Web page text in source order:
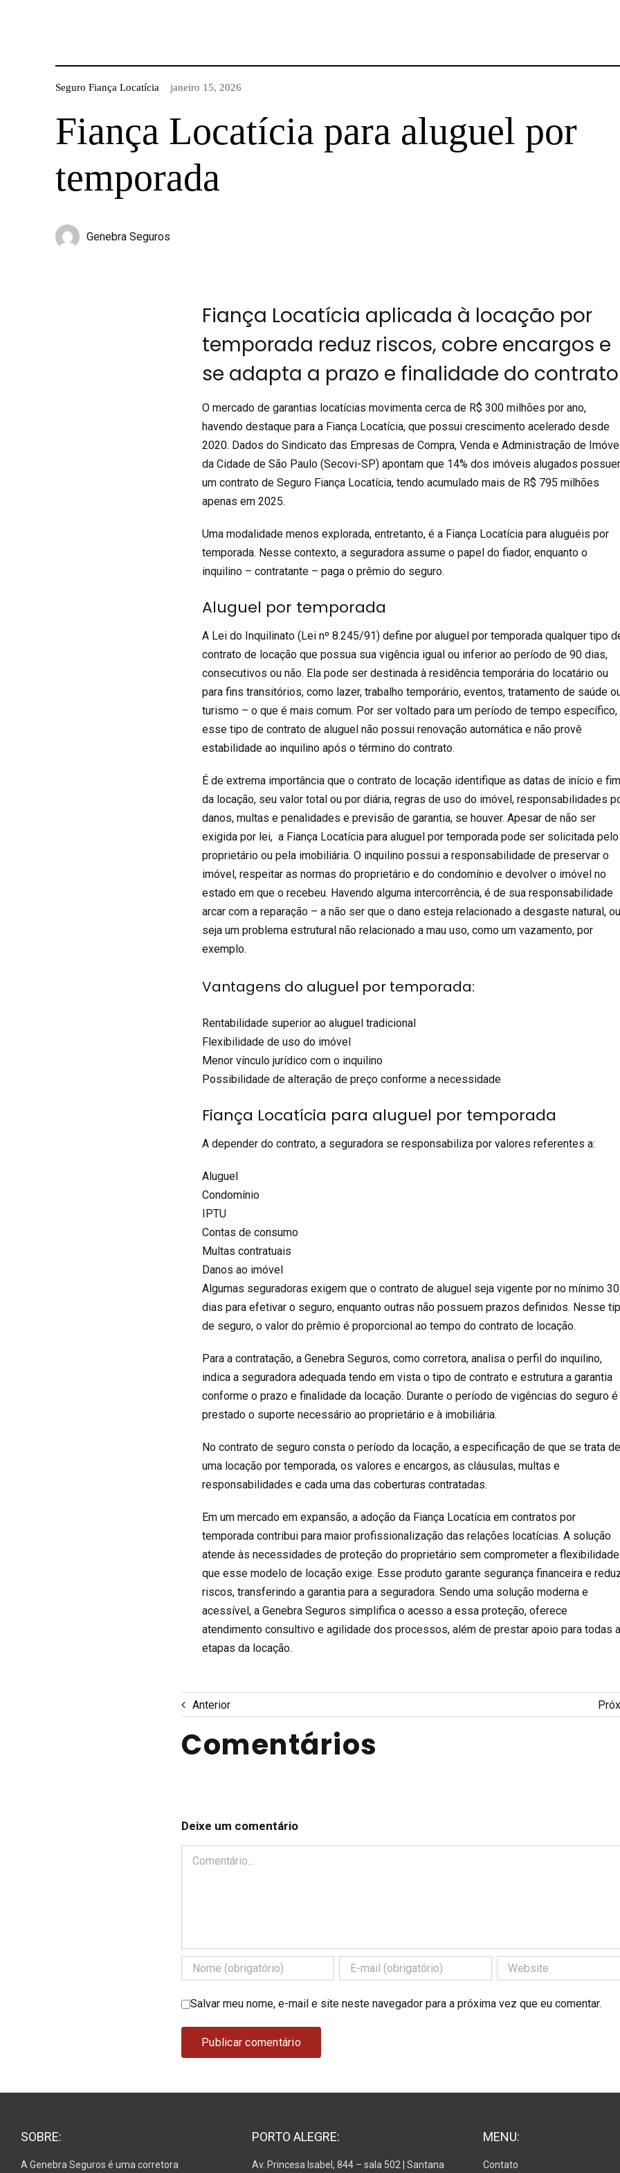
Seguro Fiança Locatícia janeiro 15, 2026
Fiança Locatícia para aluguel por
temporada
Genebra Seguros
Fiança Locatícia aplicada à locação por
temporada reduz riscos, cobre encargos e
se adapta a prazo e finalidade do contrato
O mercado de garantias locatícias movimenta cerca de R$ 300 milhões por ano,
havendo destaque para a Fiança Locatícia, que possui crescimento acelerado desde
2020. Dados do Sindicato das Empresas de Compra, Venda e Administração de
da Cidade de São Paulo (Secovi-SP) apontam que 14% dos imóveis alugados
um contrato deSeguro Fiança Locatícia, tendo acumulado mais de R$ 795 milhões
apenas em 2025.
Uma modalidade menos explorada, entretanto, é a Fiança Locatícia para aluguéis por
temporada. Nesse contexto, a seguradora assume o papel do fiador, enquanto o
inquilino – contratante – paga o prêmio do seguro.
Aluguel por temporada
A Lei do Inquilinato (Lei nº 8.245/91) define por aluguel por temporada qualquer tipo
contrato de locação que possua sua vigência igual ou inferior ao período de 90 dias,
consecutivos ou não. Ela pode ser destinada à residência temporária do locatário ou
para fins transitórios, como lazer, trabalho temporário, eventos, tratamento de saúde
turismo – o que é mais comum. Por ser voltado para um período de tempo específico,
esse tipo de contrato de aluguel não possui renovação automática e não provê
estabilidade ao inquilino após o término do contrato.
É de extrema importância que o contrato de locação identifique as datas de início e
da locação, seu valor total ou por diária, regras de uso do imóvel, responsabilidades
danos, multas e penalidades e previsão de garantia, se houver. Apesar de não ser
exigida por lei, a Fiança Locatícia para aluguel por temporada pode ser solicitada pelo
proprietário ou pela imobiliária. O inquilino possui a responsabilidade de preservar o
imóvel, respeitar as normas do proprietário e do condomínio e devolver o imóvel no
estado em que o recebeu. Havendo alguma intercorrência, é de sua responsabilidade
arcar com a reparação – a não ser que o dano esteja relacionado a desgaste natural,
seja um problema estrutural não relacionado a mau uso, como um vazamento, por
exemplo.
Vantagens do aluguel por temporada:
Rentabilidade superior ao aluguel tradicional
Flexibilidade de uso do imóvel
Menor vínculo jurídico com o inquilino
Possibilidade de alteração de preço conforme a necessidade
Fiança Locatícia para aluguel por temporada
A depender do contrato, a seguradora se responsabiliza por valores referentes a:
Aluguel
Condomínio
IPTU
Contas de consumo
Multas contratuais
Danos ao imóvel
Algumas seguradoras exigem que o contrato de aluguel seja vigente por no mínimo 30
dias para efetivar o seguro, enquanto outras não possuem prazos definidos. Nesse
de seguro, o valor do prêmio é proporcional ao tempo do contrato de locação.
Para acontratação, aGenebra Seguros, como corretora, analisa o perfil do inquilino,
indica a seguradora adequada tendo em vista o tipo de contrato e estrutura a garantia
conforme o prazo e finalidade da locação. Durante o período de vigências do seguro é
prestado o suporte necessário ao proprietário e à imobiliária.
No contrato de seguro consta o período da locação, a especificação de que se trata
uma locação por temporada, os valores e encargos, as cláusulas, multas e
responsabilidades e cada uma das coberturas contratadas.
Em um mercado em expansão, a adoção da Fiança Locatícia em contratos por
temporada contribui para maior profissionalização dasrelações locatícias. A solução
atende às necessidades de proteção do proprietário sem comprometer a flexibilidade
que esse modelo de locação exige. Esse produto garante segurança financeira e
riscos, transferindo a garantia para a seguradora. Sendo uma solução moderna e
acessível, a Genebra Seguros simplifica o acesso a essa proteção, oferece
atendimento consultivo e agilidade dos processos, além de prestar apoio para todas
etapas da locação.
Anterior
Comentários
Deixe um comentário
Comentário
Salvar meu nome, e-mail e site neste navegador para a próxima vez que eu comentar.
SOBRE:
A Genebra Seguros é uma corretora
PORTO ALEGRE:
Av. Princesa Isabel, 844 – sala 502 | Santana
MENU:
Contato